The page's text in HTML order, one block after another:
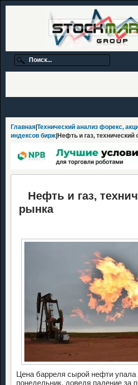
Главная Технический анализ форекс,
индексов бирж |Нефть и газ, технический
Нефть и газ,
рынка
Цена барреля сырой нефти упала
понедельник, доведя падение за